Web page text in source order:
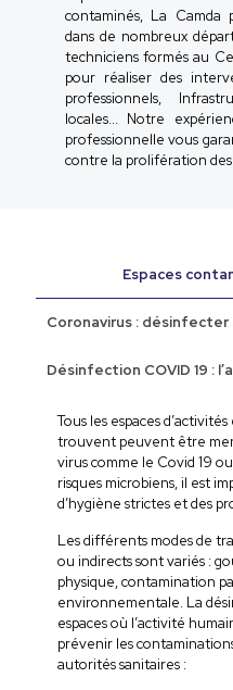
contaminés, La Camda
dans de nombreux
techniciens formés au
pour réaliser des
professionnels,
locales... Notre
professionnelle vous
contre la prolifération
Espaces
Coronavirus : désinfecter
Désinfection COVID 19 :
Tous les espaces
trouvent peuvent être
virus comme le Covid 19
risques microbiens, il est
d’hygiène strictes et des
Les différents modes de
ou indirects sont variés :
physique, contamination
environnementale. La
espaces où l’activité
prévenir les
autorités sanitaires :